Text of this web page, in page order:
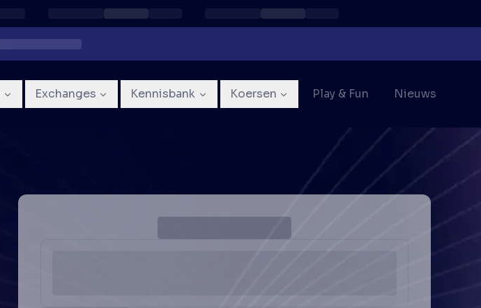
Exchanges Kennisbank Koersen Play & Fun Nieuws